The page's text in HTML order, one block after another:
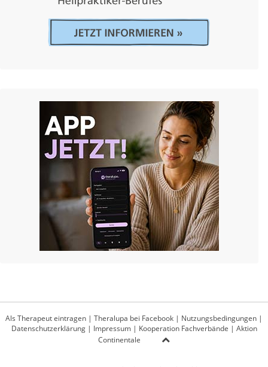
Als Therapeut eintragen | Theralupa bei Facebook | Nutzungsbedingungen |
Datenschutzerklärung| Impressum| Kooperation Fachverbände | Aktion
Continentale